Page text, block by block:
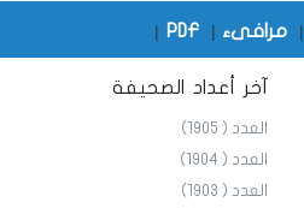
| مرافىء |
PDF
|
آخر أعداد الصحيفة
العدد ( 1905)
العدد ( 1904)
العدد ( 1903)